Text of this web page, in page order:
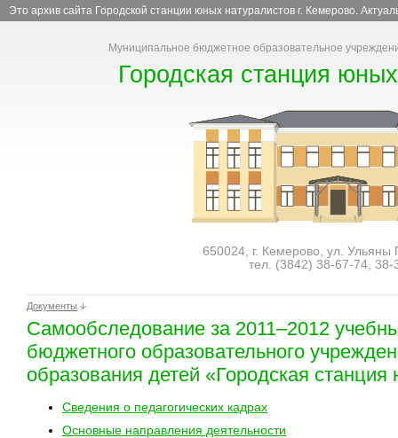
Это архив сайта Городской станции юных натуралистов г. Кемерово.
Муниципальное бюджетное образовательное
Городская станция
650024, г. Кемерово, ул. Ульяны
тел. (3842) 38-67-74, 38-
Документы
Самообследование за 2011–2012
бюджетного образовательного
образования детей «Городская
Сведения о педагогических кадрах
Основные направления деятельности